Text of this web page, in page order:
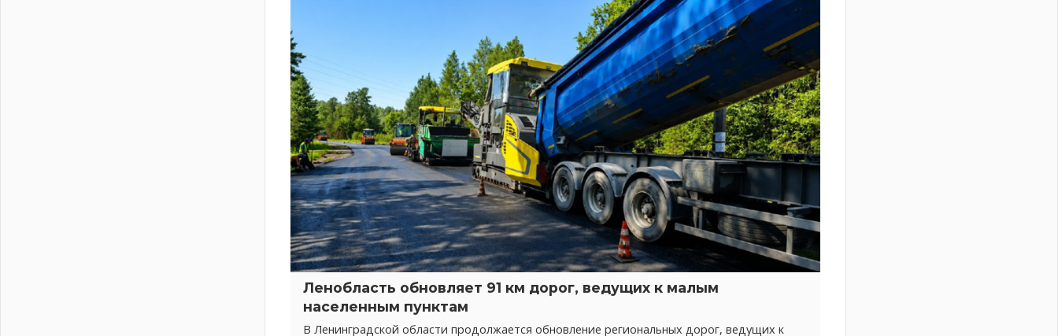
Ленобласть обновляет 91 км дорог, ведущих к малым
населенным пунктам
В Ленинградской области продолжается обновление региональных дорог, ведущих к